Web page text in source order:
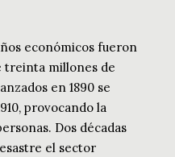
económicos fueron
treinta millones de
en 1890 se
provocando la
Dos décadas
el sector